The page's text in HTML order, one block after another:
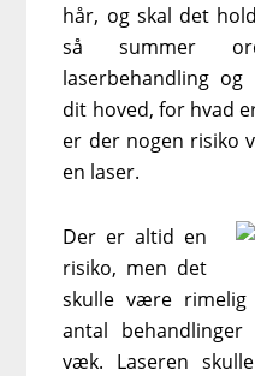
hår, og skal det
så summer
laserbehandling
dit hoved, for hvad
er der nogen risiko
en laser.
Der er altid en
risiko, men det
skulle være
antal
væk. Laseren